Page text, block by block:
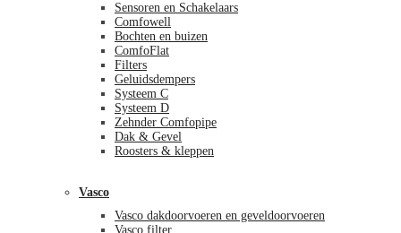
Sensoren en Schakelaars
Comfowell
Bochten en buizen
ComfoFlat
Filters
Geluidsdempers
Systeem C
Systeem D
Zehnder Comfopipe
Dak & Gevel
Roosters & kleppen
Vasco
Vasco dakdoorvoeren en geveldoorvoeren
Vasco filter